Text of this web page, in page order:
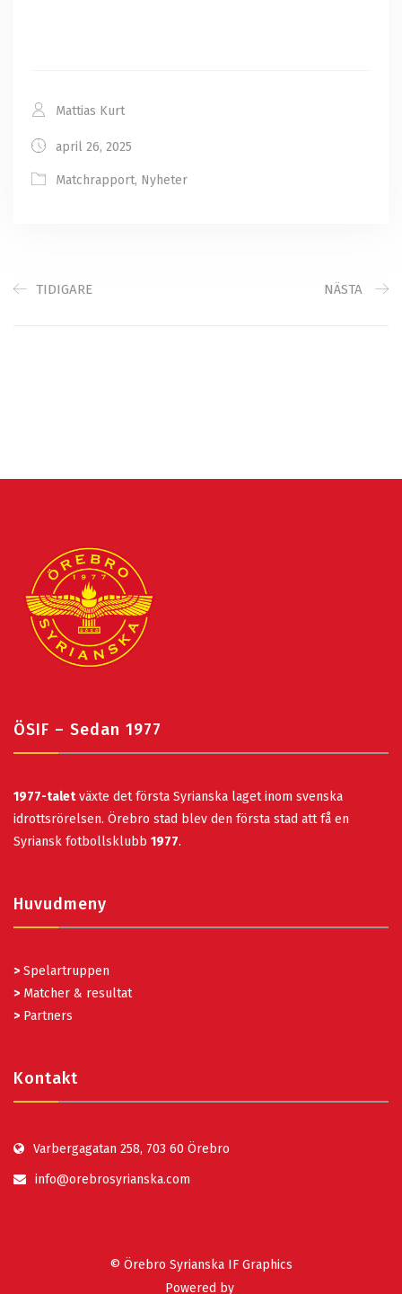
Mattias Kurt
april 26, 2025
Matchrapport, Nyheter
TIDIGARE NÄSTA
ÖSIF – Sedan 1977
1977-taletväxte det första Syrianska laget inom svenska
idrottsrörelsen. Örebro stad blev den första stad att få en
Syriansk fotbollsklubb 1977.
Huvudmeny
> Spelartruppen
> Matcher & resultat
> Partners
Kontakt
Varbergagatan 258, 703 60 Örebro
info@orebrosyrianska.com
© Örebro Syrianska IF Graphics
Powered by